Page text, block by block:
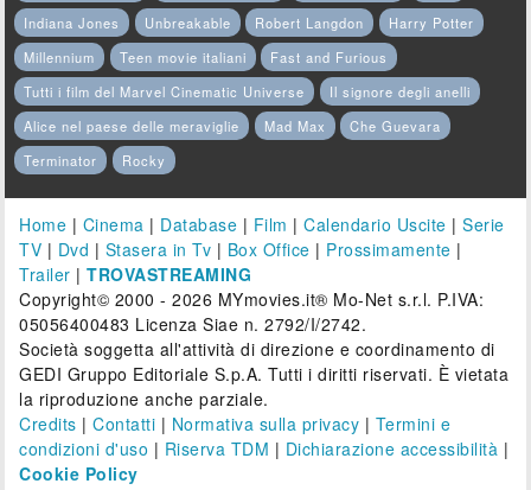
Indiana Jones
Unbreakable Robert Langdon
Harry Potter
Millennium
Teen movie italiani
Fast and Furious
Tutti i film del Marvel Cinematic Universe
Il signore degli anelli
Alice nel paese delle meraviglie
Mad Max
Che Guevara
Terminator
Rocky
Home | Cinema | Database | Film |Calendario Uscite |Serie
TV | Dvd | Stasera in Tv | Box Office | Prossimamente |
Trailer |TROVASTREAMING
Copyright© 2000 - 2026 MYmovies.it® Mo-Net s.r.l. P.IVA:
05056400483 Licenza Siae n. 2792/I/2742.
Società soggetta all'attività di direzione e coordinamento di
GEDI Gruppo Editoriale S.p.A. Tutti i diritti riservati. È vietata
la riproduzione anche parziale.
Credits |Contatti | Normativa sulla privacy | Termini e
condizioni d'uso | Riserva TDM | Dichiarazione accessibilità |
Cookie Policy